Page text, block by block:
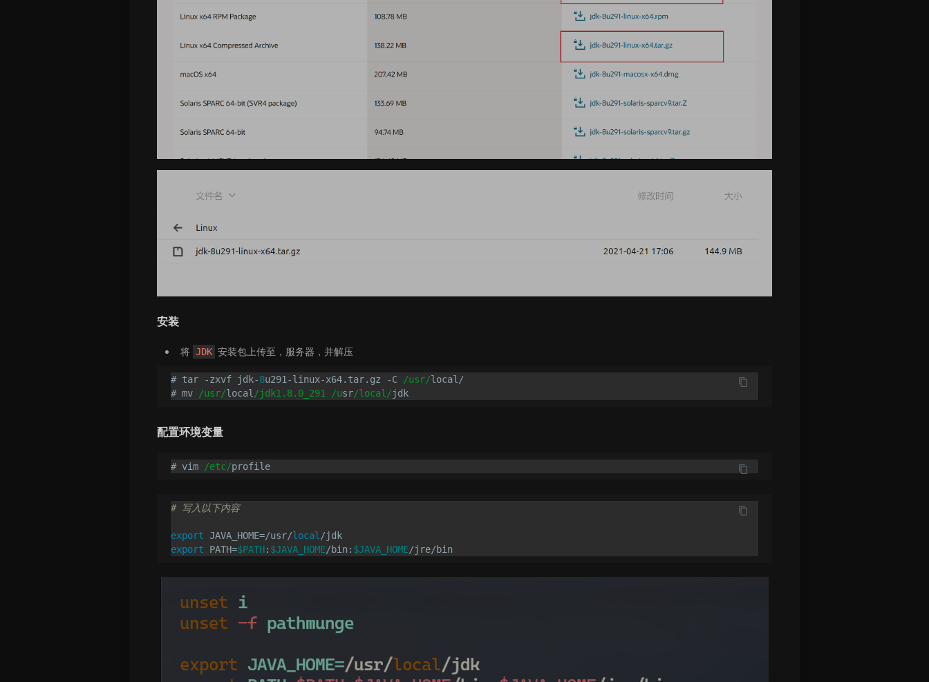
安装
将 JDK 安装包上传至，服务器，并解压
# tar -zxvf jdk-8u291-linux-x64.tar.gz -C /usr/local/
# mv
/usr/local /jdk1.8.0_291 /usr/local/
配置环境变量
# vim /etc/
# 写入以下内容
export JAVA_HOME=/usr/local
export PATH=$PATH: $JAVA_HOME/bin: $JAVA_HOME